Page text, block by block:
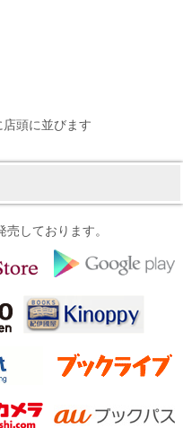
頭に並びます
しております。